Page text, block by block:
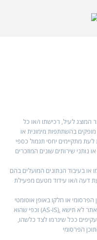
המוצג לעיל, רכישתו ו/או כל
בהשתתפות מימונית או
מתקיימים יחסי תגמול כספי
נותני שירותים שונים המוזכרים
או בעיבוד הנתונים המועלים בהם
דעה ו/או עידוד מטעם מפעילת
או חלקו באופן אוטומטי
וכפי שהוא (AS-IS), מבלי לבדוק את אמיתותו ו/או דיוקו. מפעילת האתר לא תישא
עקיפים ככל שיגרמו לצד כלשהו,